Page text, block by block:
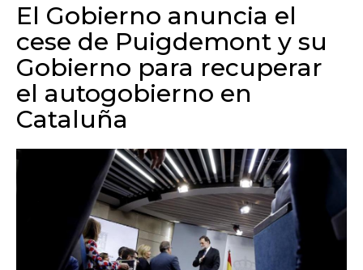
El Gobierno anuncia el
cese de Puigdemont y su
Gobierno para recuperar
el autogobierno en
Cataluña